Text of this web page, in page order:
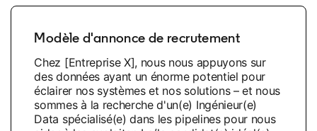
Modèle d'annonce de recrutement
Chez [Entreprise X], nous nous appuyons sur
des données ayant un énorme potentiel pour
éclairer nos systèmes et nos solutions – et nous
sommes à la recherche d'un(e) Ingénieur(e)
Data spécialisé(e) dans les pipelines pour nous